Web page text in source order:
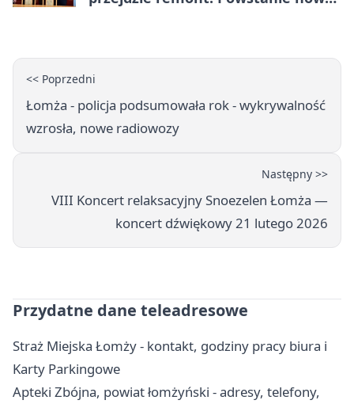
<< Poprzedni
Łomża - policja podsumowała rok - wykrywalność
wzrosła, nowe radiowozy
Następny >>
VIII Koncert relaksacyjny Snoezelen Łomża —
koncert dźwiękowy 21 lutego 2026
Przydatne dane teleadresowe
Straż Miejska Łomży - kontakt, godziny pracy biura i
Karty Parkingowe
Apteki Zbójna, powiat łomżyński - adresy, telefony,